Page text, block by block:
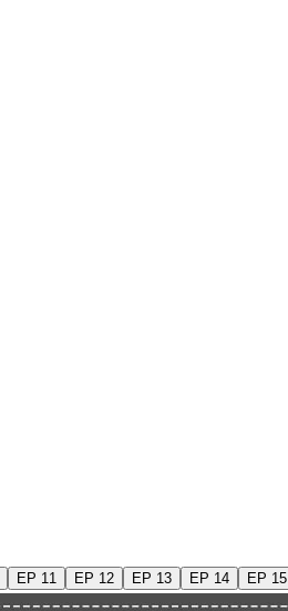
EP 11 EP 12 EP 13 EP 14 EP 15